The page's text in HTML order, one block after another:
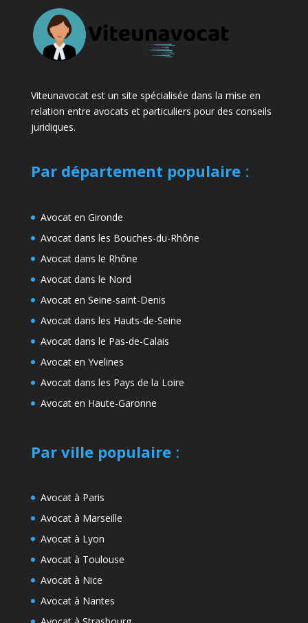
Viteunavocat est un site spécialisée dans la mise en
relation entre avocats et particuliers pour des conseils
juridiques.
Par département populaire:
Avocat en Gironde
Avocat dans les Bouches-du-Rhône
Avocat dans le Rhône
Avocat dans le Nord
Avocat en Seine-saint-Denis
Avocat dans les Hauts-de-Seine
Avocat dans le Pas-de-Calais
Avocat en Yvelines
Avocat dans les Pays de la Loire
Avocat en Haute-Garonne
Par ville populaire:
Avocat à Paris
Avocat à Marseille
Avocat à Lyon
Avocat à Toulouse
Avocat à Nice
Avocat à Nantes